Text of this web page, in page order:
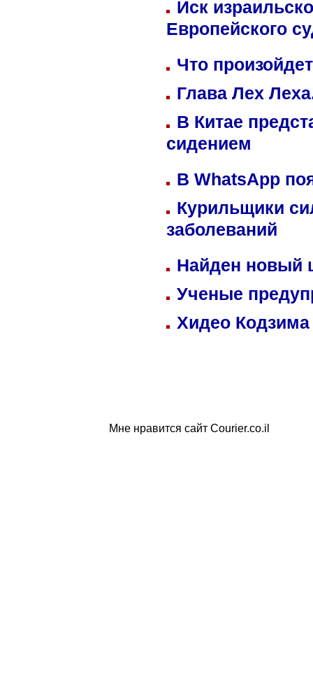
Иск
Европейского
Что
Глава Лех
В Китае
сидением
В WhatsApp
Курильщики
заболеваний
Найден
Ученые
Хидео
Мне нравится сайт Courier.co.il